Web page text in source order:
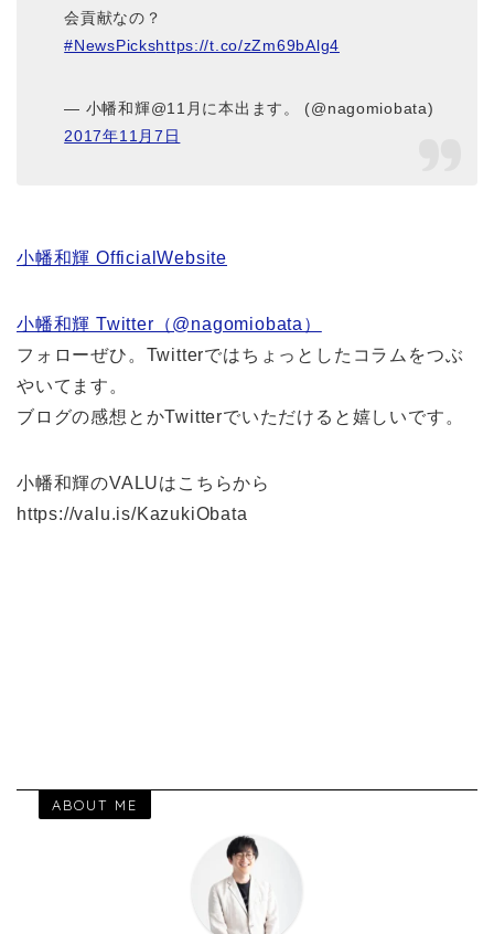
会貢献なの？
#NewsPickshttps://t.co/zZm69bAlg4
— 小幡和輝@11月に本出ます。 (@nagomiobata)
2017年11月7日
小幡和輝 OfficialWebsite
小幡和輝 Twitter（@nagomiobata）
フォローぜひ。Twitterではちょっとしたコラムをつぶ
やいてます。
ブログの感想とかTwitterでいただけると嬉しいです。
小幡和輝のVALUはこちらから
https://valu.is/KazukiObata
ABOUT ME